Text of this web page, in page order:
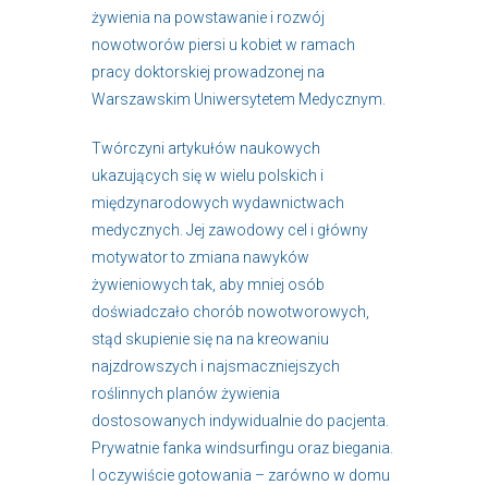
żywienia na powstawanie i rozwój
nowotworów piersi u kobiet w ramach
pracy doktorskiej prowadzonej na
Warszawskim Uniwersytetem Medycznym.
Twórczyni artykułów naukowych
ukazujących się w wielu polskich i
międzynarodowych wydawnictwach
medycznych. Jej zawodowy cel i główny
motywator to zmiana nawyków
żywieniowych tak, aby mniej osób
doświadczało chorób nowotworowych,
stąd skupienie się na na kreowaniu
najzdrowszych i najsmaczniejszych
roślinnych planów żywienia
dostosowanych indywidualnie do pacjenta.
Prywatnie fanka windsurfingu oraz biegania.
I oczywiście gotowania – zarówno w domu